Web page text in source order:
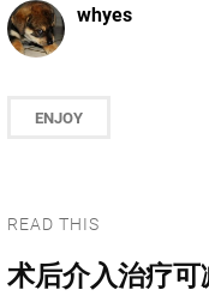
whyes
ENJOY
READ THIS
术后介入治疗